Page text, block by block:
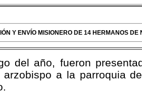
Y ENVÍO MISIONERO DE 14 HERMANOS
del año, fueron
arzobispo a la parroquia